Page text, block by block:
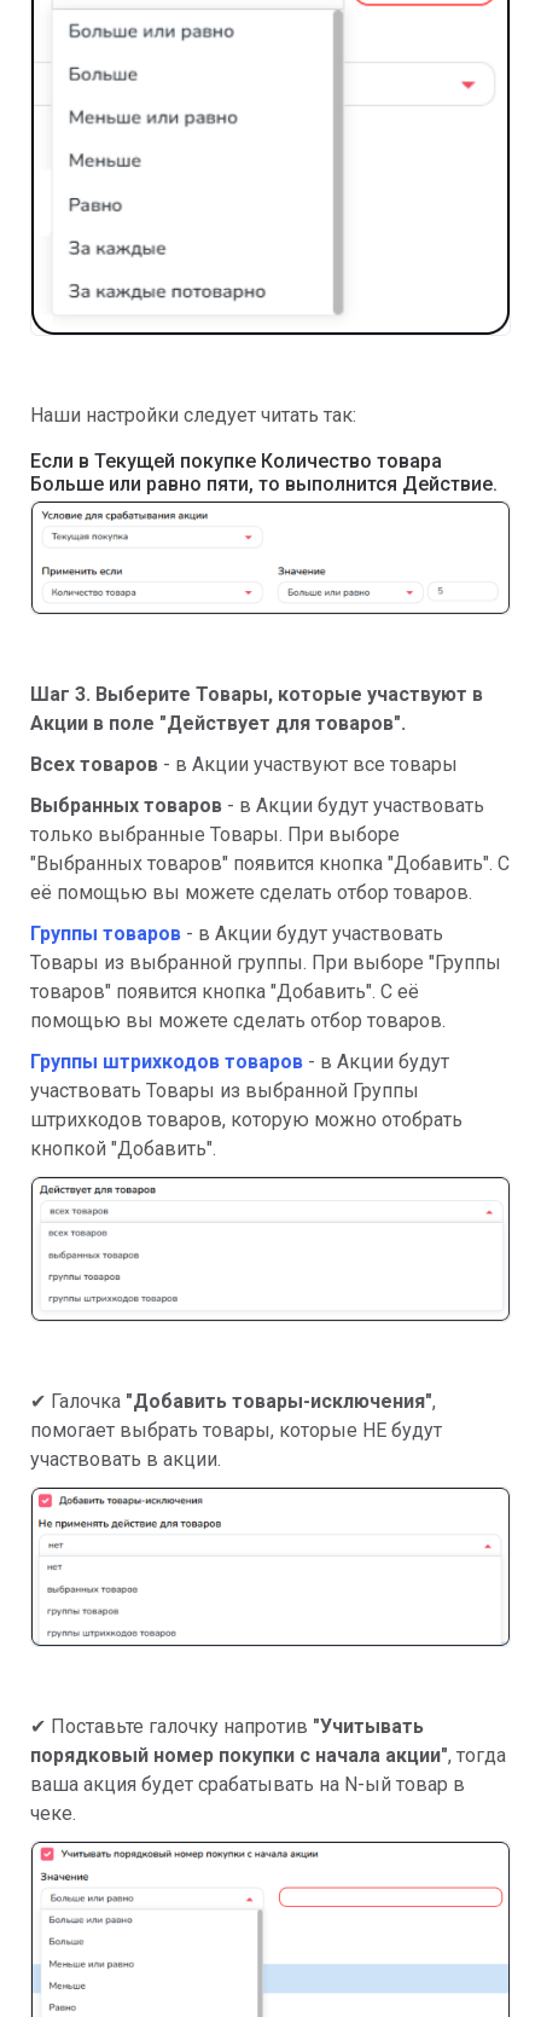
Наши настройки следует читать так:
Если в Текущей покупке Количество товара
Больше или равно пяти, то выполнится Действие.
Шаг 3. Выберите Товары, которые участвуют в
Акции в поле "Действует для товаров".
Всех товаров - в Акции участвуют все товары
Выбранных товаров - в Акции будут участвовать
только выбранные Товары. При выборе
"Выбранных товаров" появится кнопка "Добавить". С
её помощью вы можете сделать отбор товаров.
Группы товаров - в Акции будут участвовать
Товары из выбранной группы. При выборе "Группы
товаров" появится кнопка "Добавить". С её
помощью вы можете сделать отбор товаров.
Группы штрихкодов товаров - в Акции будут
участвовать Товары из выбранной Группы
штрихкодов товаров, которую можно отобрать
кнопкой "Добавить".
✔ Галочка "Добавить товары-исключения",
помогает выбрать товары, которые НЕ будут
участвовать в акции.
✔ Поставьте галочку напротив "Учитывать
порядковый номер покупки с начала акции", тогда
ваша акция будет срабатывать на N-ый товар в
чеке.